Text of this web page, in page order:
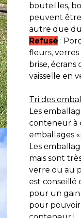
bouteilles,
peuvent être
autre que
Refusé :
fleurs,
brise, écrans
vaisselle en
Tri des
Les
conteneur à
emballages
Les
mais sont
verre ou au
est conseillé
pour un
pour